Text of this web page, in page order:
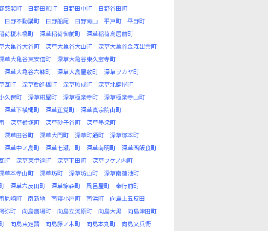
慈悲町 日野田頬町 日野田中町
日野谷田町
日野不動講町 日野船尾 日野南山 平戸町
平野町
荷榎木橋町 深草稲荷御前町
深草稲荷鳥居前町
大亀谷大谷町 深草大亀谷大山町
深草大亀谷金森出雲町
草大亀谷東安信町
深草大亀谷東久宝寺町
深草大亀谷六躰町 深草大島屋敷町
深草ヲカヤ町
瓦町 深草勧進橋町 深草願成町
深草北鍵屋町
久保町 深草紺屋町 深草極楽寺町
深草極楽寺山町
深草下横縄町 深草正覚町
深草真宗院山町
深草鈴塚町 深草砂子谷町
深草墨染町
深草田谷町 深草大門町 深草町通町
深草塚本町
深草中ノ島町 深草七瀬川町 深草南明町
深草西飯食町
町 深草東伊達町 深草平田町
深草フケノ内町
草本寺山町 深草坊町 深草坊山町
深草南蓮池町
深草六反田町 深草綿森町 風呂屋町
奉行前町
尼崎町 南新地 南寝小屋町 南浜町
向島上五反田
弥町 向島鷹場町 向島立河原町 向島大黒
向島津田町
向島東定請 向島藤ノ木町 向島本丸町
向島又兵衛